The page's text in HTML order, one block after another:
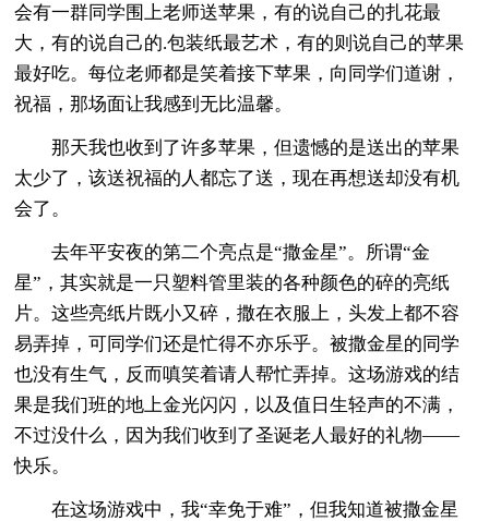
会有一群同学围上老师送苹果，有的说自己的扎花最
大，有的说自己的.包装纸最艺术，有的则说自己的苹果
最好吃。每位老师都是笑着接下苹果，向同学们道谢，
祝福，那场面让我感到无比温馨。
那天我也收到了许多苹果，但遗憾的是送出的苹果
太少了，该送祝福的人都忘了送，现在再想送却没有机
会了。
去年平安夜的第二个亮点是“撒金星”。所谓“金
星”，其实就是一只塑料管里装的各种颜色的碎的亮纸
片。这些亮纸片既小又碎，撒在衣服上，头发上都不容
易弄掉，可同学们还是忙得不亦乐乎。被撒金星的同学
也没有生气，反而嗔笑着请人帮忙弄掉。这场游戏的结
果是我们班的地上金光闪闪，以及值日生轻声的不满，
不过没什么，因为我们收到了圣诞老人最好的礼物――
快乐。
在这场游戏中，我“幸免于难”，但我知道被撒金星